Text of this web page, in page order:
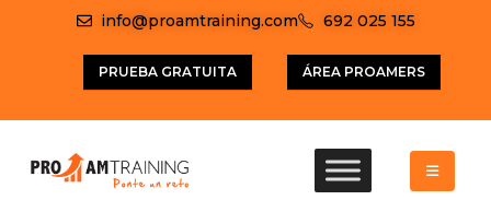
info@proamtraining.com 692 025 155
PRUEBA GRATUITA ÁREA PROAMERS